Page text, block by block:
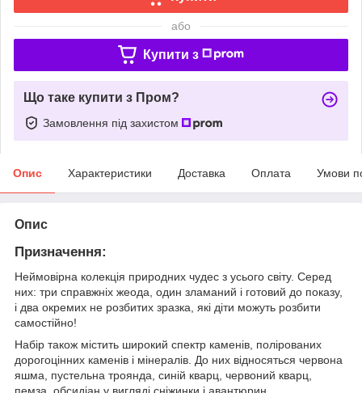
або
Купити з
Що таке купити з Пром?
Замовлення під захистом
Опис Характеристики Доставка Оплата Умови
Опис
Призначення:
Неймовірна колекція природних чудес з усього світу. Серед
них: три справжніх жеода, один зламаний і готовий до показу,
і два окремих не розбитих зразка, які діти можуть розбити
самостійно!
Набір також містить широкий спектр каменів, полірованих
дорогоцінних каменів і мінералів. До них відносяться червона
яшма, пустельна троянда, синій кварц, червоний кварц,
пемза, обсидіан у вигляді сніжинки і авантюрин.